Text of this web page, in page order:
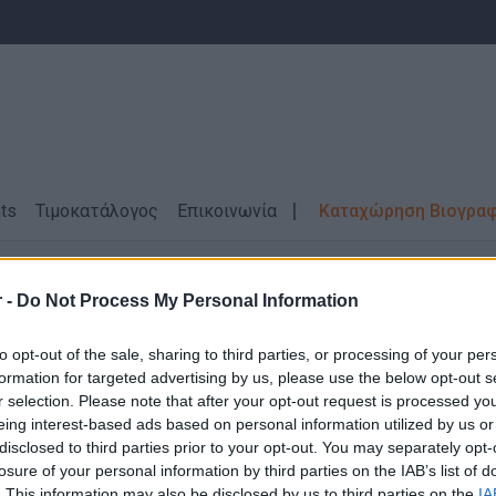
- Do Not Process My Personal Information
opt-out of the sale, sharing to third parties, or processing of your
for targeted advertising by us, please use the below opt-out
selection. Please note that after your opt-out request is processed
interest-based ads based on personal information utilized by us
to third parties prior to your opt-out. You may separately
of your personal information by third parties on the IAB’s list of
Τιμοκατάλογος Επικοινωνία Καταχώρηση
ΘΕΣΣΑΛΟΝΙΚΗ Αγγλικά Πλήρης απασχόληση
/ Πλήρωμα Ασθενοφόρου \
απασχόληση